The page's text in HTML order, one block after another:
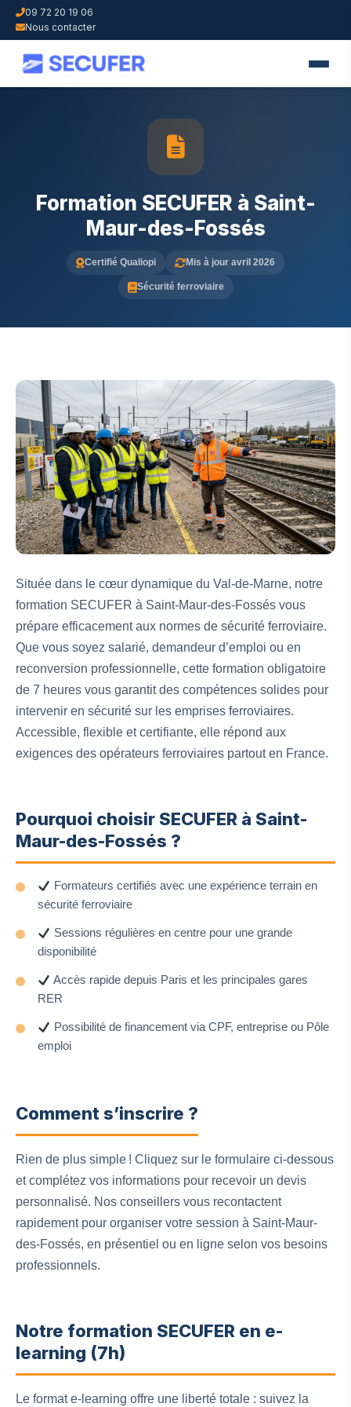
09 72 20 19 06
Nous contacter
Formation SECUFER à Saint-
Maur-des-Fossés
Certifié Qualiopi Mis à jour avril 2026
Sécurité ferroviaire
Située dans le cœur dynamique du Val-de-Marne, notre
formation SECUFER à Saint-Maur-des-Fossés vous
prépare efficacement aux normes de sécurité ferroviaire.
Que vous soyez salarié, demandeur d’emploi ou en
reconversion professionnelle, cette formation obligatoire
de 7 heures vous garantit des compétences solides pour
intervenir en sécurité sur les emprises ferroviaires.
Accessible, flexible et certifiante, elle répond aux
exigences des opérateurs ferroviaires partout en France.
Pourquoi choisir SECUFER à Saint-
Maur-des-Fossés ?
Formateurs certifiés avec une expérience terrain en
sécurité ferroviaire
Sessions régulières en centre pour une grande
disponibilité
Accès rapide depuis Paris et les principales gares
RER
Possibilité de financement via CPF, entreprise ou Pôle
emploi
Comment s’inscrire ?
Rien de plus simple ! Cliquez sur le formulaire ci-dessous
et complétez vos informations pour recevoir un devis
personnalisé. Nos conseillers vous recontactent
rapidement pour organiser votre session à Saint-Maur-
des-Fossés, en présentiel ou en ligne selon vos besoins
professionnels.
Notre formation SECUFER en e-
learning (7h)
Le format e-learning offre une liberté totale : suivez la